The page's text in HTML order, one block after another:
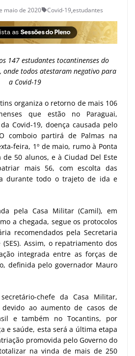
maio de 2020 Covid-19,estudantes
147 estudantes tocantinenses do
onde todos atestaram negativo para
a Covid-19
organiza o retorno de mais 106
que estão no Paraguai,
Covid-19, doença causada pelo
comboio partirá de Palmas na
feira, 1º de maio, rumo à Ponta
de 50 alunos, e à Ciudad Del Este
mais 56, com escolta das
durante todo o trajeto de ida e
pela Casa Militar (Camil), em
a chegada, segue os protocolos
recomendados pela Secretaria
Assim, o repatriamento dos
integrada entre as forças de
definida pelo governador Mauro
chefe da Casa Militar,
ao aumento de casos de
e também no Tocantins, por
e saúde, esta será a última etapa
promovida pelo Governo do
na vinda de mais de 250